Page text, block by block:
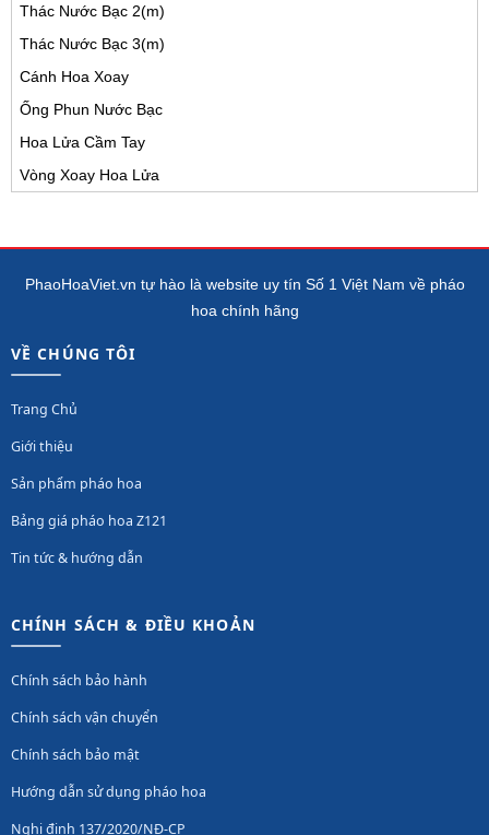
Thác Nước Bạc 2(m)
Thác Nước Bạc 3(m)
Cánh Hoa Xoay
Ống Phun Nước Bạc
Hoa Lửa Cầm Tay
Vòng Xoay Hoa Lửa
PhaoHoaViet.vn tự hào là website uy tín Số 1 Việt Nam về pháo
hoa chính hãng
VỀ CHÚNG TÔI
Trang Chủ
Giới thiệu
Sản phẩm pháo hoa
Bảng giá pháo hoa Z121
Tin tức & hướng dẫn
CHÍNH SÁCH & ĐIỀU KHOẢN
Chính sách bảo hành
Chính sách vận chuyển
Chính sách bảo mật
Hướng dẫn sử dụng pháo hoa
Nghị định 137/2020/NĐ-CP